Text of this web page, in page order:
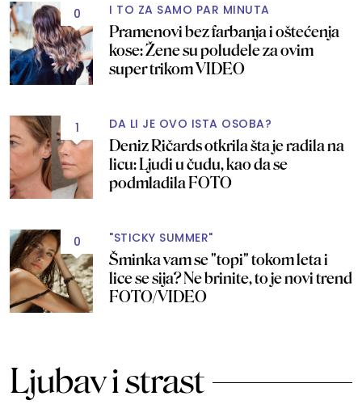
0 I TO ZA SAMO PAR MINUTA
Pramenovi bez farbanja i oštećenja
kose: Žene su poludele za ovim
super trikom VIDEO
1 DA LI JE OVO ISTA OSOBA?
Deniz Ričards otkrila šta je radila na
licu: Ljudi u čudu, kao da se
podmladila FOTO
0 "STICKY SUMMER"
Šminka vam se "topi" tokom leta i
lice se sija? Ne brinite, to je novi trend
FOTO/VIDEO
Ljubav i strast